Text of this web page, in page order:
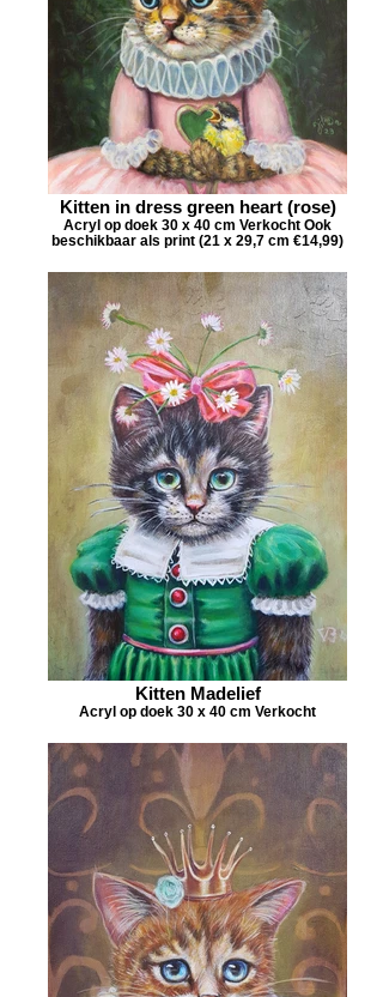
Kitten in dress green heart (rose)
Acryl op doek 30 x 40 cm Verkocht Ook
beschikbaar als print (21 x 29,7 cm €14,99)
Kitten Madelief
Acryl op doek 30 x 40 cm Verkocht